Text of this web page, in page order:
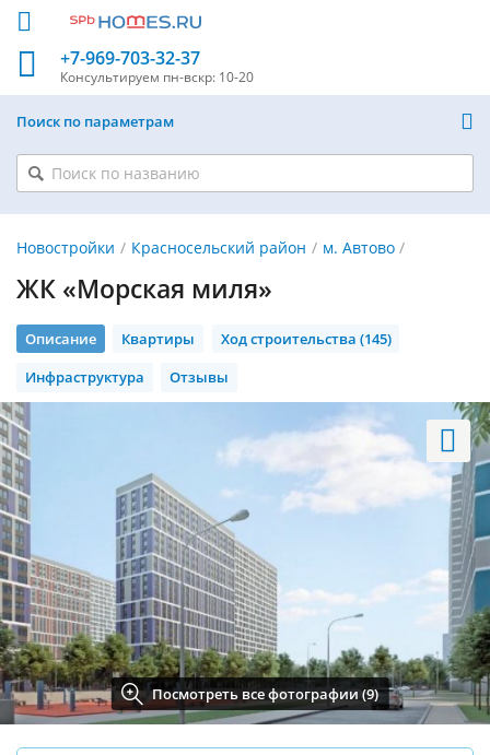
+7-969-703-32-37
Консультируем пн-вскр: 10-20
Поиск по параметрам
Новостройки Красносельский район м. Автово
ЖК «Морская миля»
Описание Квартиры
Ход строительства (145)
Инфраструктура
Отзывы
Посмотреть все фотографии (9)